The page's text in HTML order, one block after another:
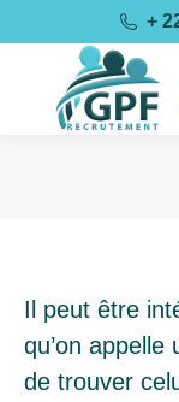
+
Il peut être
qu’on
de trouver